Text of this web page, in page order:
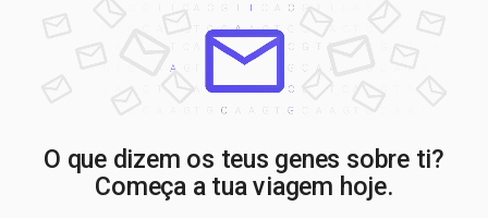
O que dizem os teus genes sobre ti?
Começa a tua viagem hoje.